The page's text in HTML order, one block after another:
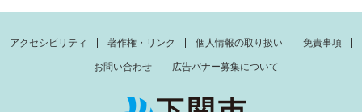
アクセシビリティ 著作権・リンク 個人情報の取り扱い 免責事項
お問い合わせ 広告バナー募集について